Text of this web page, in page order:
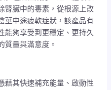
腎臟中的毒素，從根源上改
莖中途疲軟症狀，該產品有
能夠享受到更穩定、更持久
質量與滿意度。
藉其快速補充能量、啟動性